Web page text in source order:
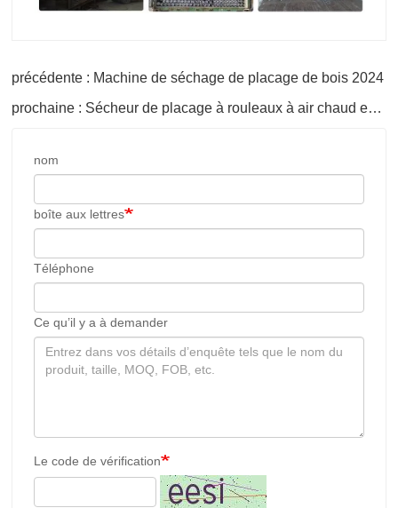
précédente : Machine de séchage de placage de bois 2024
prochaine : Sécheur de placage à rouleaux à air chaud en 2024
nom
boîte aux lettres
Téléphone
Ce qu’il y a à demander
Le code de vérification